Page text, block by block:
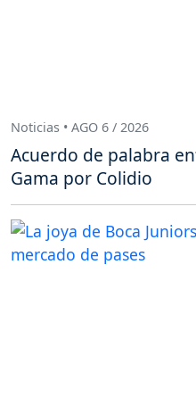
Noticias • AGO 6 / 2026
Acuerdo de palabra
Gama por Colidio